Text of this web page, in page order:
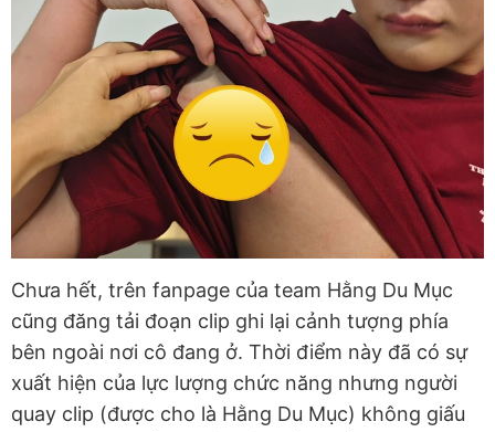
Chưa hết, trên fanpage của team Hằng Du Mục
cũng đăng tải đoạn clip ghi lại cảnh tượng phía
bên ngoài nơi cô đang ở. Thời điểm này đã có sự
xuất hiện của lực lượng chức năng nhưng người
quay clip (được cho là Hằng Du Mục) không giấu